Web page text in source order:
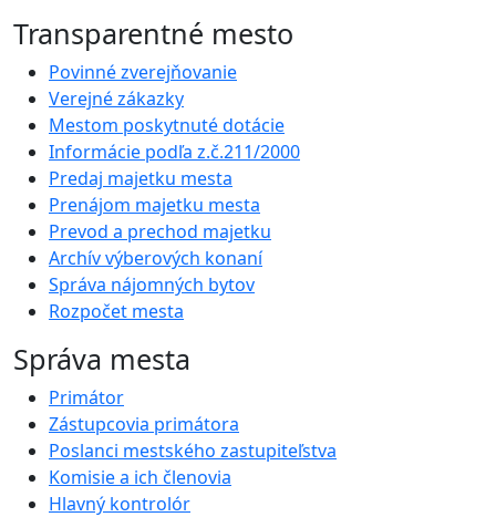
Transparentné mesto
Povinné zverejňovanie
Verejné zákazky
Mestom poskytnuté dotácie
Informácie podľa z.č.211/2000
Predaj majetku mesta
Prenájom majetku mesta
Prevod a prechod majetku
Archív výberových konaní
Správa nájomných bytov
Rozpočet mesta
Správa mesta
Primátor
Zástupcovia primátora
Poslanci mestského zastupiteľstva
Komisie a ich členovia
Hlavný kontrolór